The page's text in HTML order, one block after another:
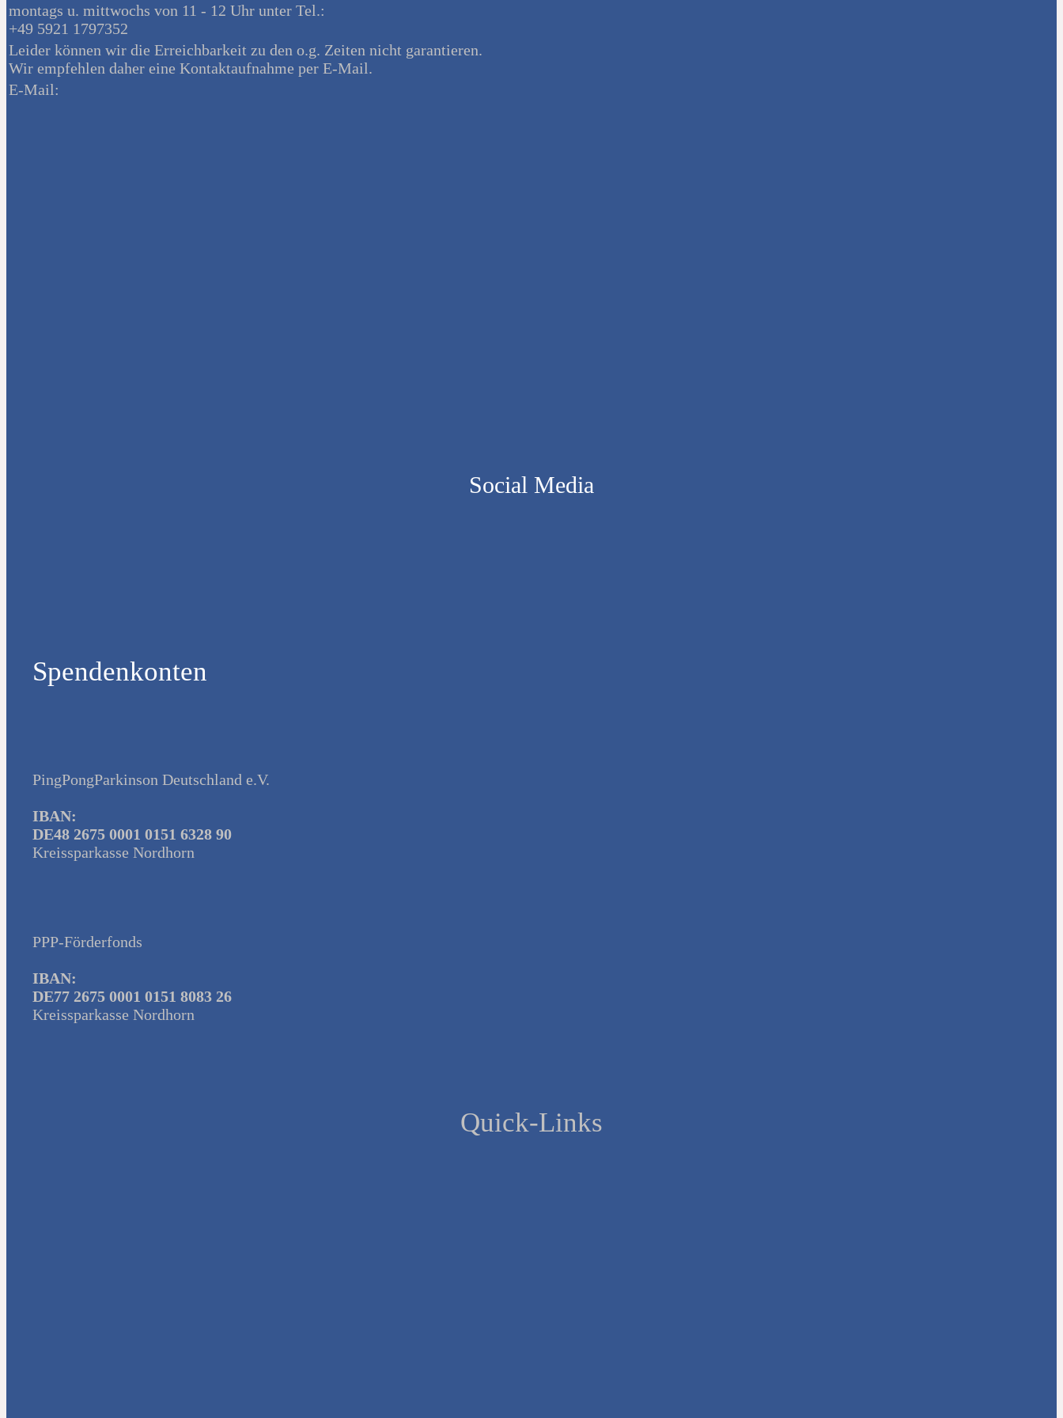
montags u. mittwochs von 11 - 12 Uhr unter Tel.:
+49 5921 1797352
Leider können wir die Erreichbarkeit zu den o.g. Zeiten nicht garantieren.
Wir empfehlen daher eine Kontaktaufnahme per E-Mail.
E-Mail:
Social Media
Spendenkonten
PingPongParkinson Deutschland e.V.
IBAN:
DE48 2675 0001 0151 6328 90
Kreissparkasse Nordhorn
PPP-Förderfonds
IBAN:
DE77 2675 0001 0151 8083 26
Kreissparkasse Nordhorn
Quick-Links